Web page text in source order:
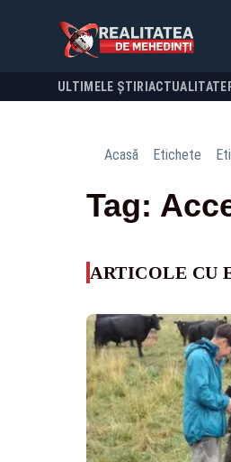
ULTIMELE ȘTIRI ACTUALITATE
Acasă Etichete
Tag:
ARTICOLE CU